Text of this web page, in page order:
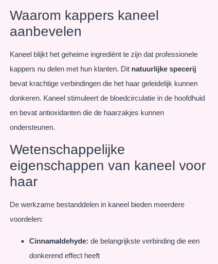
Waarom kappers kaneel
aanbevelen
Kaneel blijkt het geheime ingrediënt te zijn dat professionele
kappers nu delen met hun klanten. Dit natuurlijke specerij
bevat krachtige verbindingen die het haar geleidelijk kunnen
donkeren. Kaneel stimuleert de bloedcirculatie in de hoofdhuid
en bevat antioxidanten die de haarzakjes kunnen
ondersteunen.
Wetenschappelijke
eigenschappen van kaneel voor
haar
De werkzame bestanddelen in kaneel bieden meerdere
voordelen:
Cinnamaldehyde: de belangrijkste verbinding die een
donkerend effect heeft